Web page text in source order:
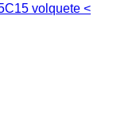
volquete <